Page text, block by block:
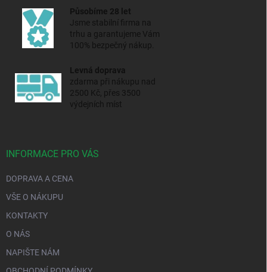
Působíme 28 let
Jsme stabilní firma na
trhu a garantujeme Vám
100% bezpečný nákup.
Levná doprava
zdarma při nákupu nad
2500 Kč, přes 3500
výdejních míst
INFORMACE PRO VÁS
DOPRAVA A CENA
VŠE O NÁKUPU
KONTAKTY
O NÁS
NAPIŠTE NÁM